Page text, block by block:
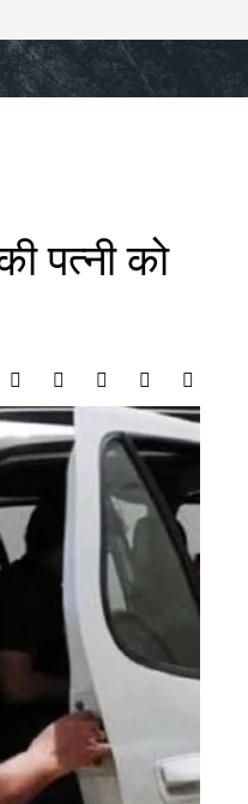
मनोरंजन लाइफस्टाइल
पत्नी को